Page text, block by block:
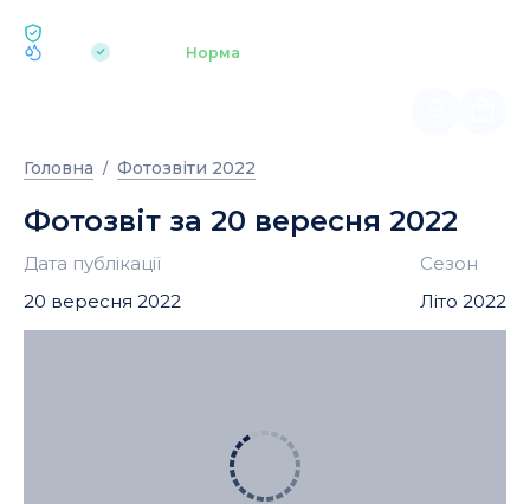
| Норма
Головна Фотозвіти 2022
Фотозвіт за 20 вересня 2022
Дата публікації
20 вересня 2022
Сезон
Літо 2022